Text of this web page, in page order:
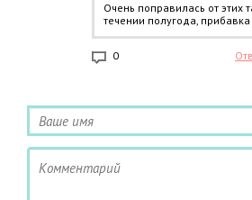
Очень поправилась от этих
течении полугода, прибавка
0